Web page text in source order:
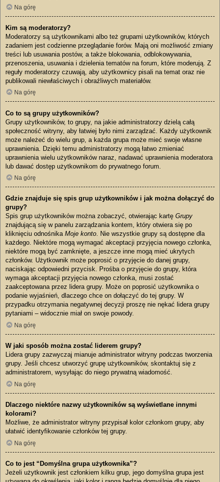
Na górę
Kim są moderatorzy?
Moderatorzy są użytkownikami albo też grupami użytkowników, których
zadaniem jest codzienne przeglądanie forów. Mają oni możliwość zmiany
treści lub usuwania postów, a także blokowania, odblokowywania,
przenoszenia, usuwania i dzielenia tematów na forum, które moderują. Z
reguły moderatorzy czuwają, aby użytkownicy pisali na temat oraz nie
publikowali niewłaściwych i obraźliwych materiałów.
Na górę
Co to są grupy użytkowników?
Grupy użytkowników, to grupy, na jakie administratorzy dzielą całą
społeczność witryny, aby łatwiej było nimi zarządzać. Każdy użytkownik
może należeć do wielu grup, a każda grupa może mieć swoje własne
uprawnienia. Dzięki temu administratorzy mogą łatwo zmieniać
uprawnienia wielu użytkowników naraz, nadawać uprawnienia moderatora
lub dawać dostęp użytkownikom do prywatnego forum.
Na górę
Gdzie znajduje się spis grup użytkowników i jak można dołączyć do
grupy?
Spis grup użytkowników można zobaczyć, otwierając kartę Grupy
znajdującą się w panelu zarządzania kontem, który otwiera się po
kliknięciu odnośnika Moje konto. Nie wszystkie grupy są dostępne dla
każdego. Niektóre mogą wymagać akceptacji przyjęcia nowego członka,
niektóre mogą być zamknięte, a jeszcze inne mogą mieć ukrytych
członków. Użytkownik może poprosić o przyjęcie do danej grupy,
naciskając odpowiedni przycisk. Prośba o przyjęcie do grupy, która
wymaga akceptacji przyjęcia nowego członka, musi zostać
zaakceptowana przez lidera grupy. Może on poprosić użytkownika o
podanie wyjaśnień, dlaczego chce on dołączyć do tej grupy. W
przypadku otrzymania negatywnej decyzji proszę nie nękać lidera grupy
pytaniami – widocznie miał on swoje powody.
Na górę
W jaki sposób można zostać liderem grupy?
Lidera grupy zazwyczaj mianuje administrator witryny podczas tworzenia
grupy. Jeśli chcesz utworzyć grupę użytkowników, skontaktuj się z
administratorem, wysyłając do niego prywatną wiadomość.
Na górę
Dlaczego niektóre nazwy użytkowników są wyświetlane innymi
kolorami?
Możliwe, że administrator witryny przypisał kolor członkom grupy, aby
ułatwić identyfikowanie członków tej grupy.
Na górę
Co to jest “Domyślna grupa użytkownika”?
Jeżeli użytkownik jest członkiem kilku grup, jego domyślna grupa jest